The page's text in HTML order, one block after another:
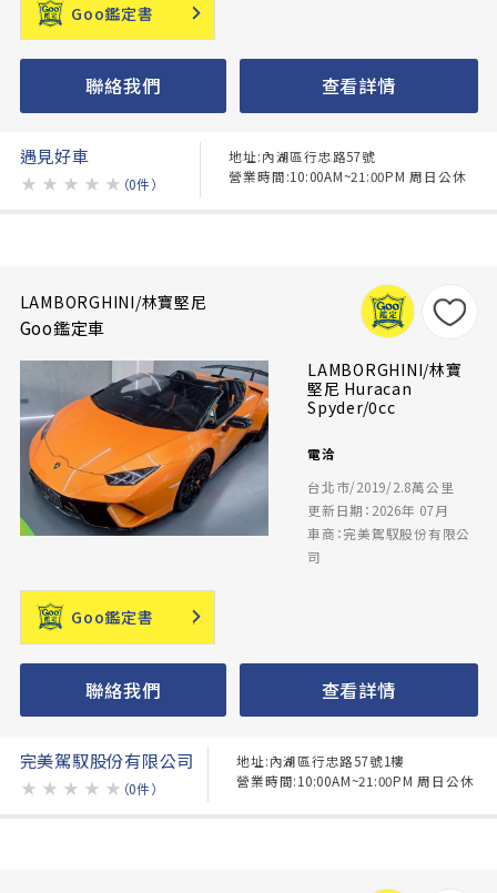
Goo鑑定書
聯絡我們 查看詳情
遇見好車
★ ★ ★ ★ ★ （0件）
地址:內湖區行忠路57號
營業時間:10:00AM~21:00PM 周日公休
LAMBORGHINI/林寶堅尼
Goo鑑定車
LAMBORGHINI/林寶
堅尼 Huracan
Spyder/0cc
電洽
台北市/2019/2.8萬公里
更新日期：2026年 07月
車商：完美駕馭股份有限公
司
Goo鑑定書
聯絡我們 查看詳情
完美駕馭股份有限公司
★ ★ ★ ★ ★ （0件）
地址:內湖區行忠路57號1樓
營業時間:10:00AM~21:00PM 周日公休